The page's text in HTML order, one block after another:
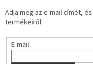
Adja meg az e-mail címét,
termékeiről.
E-mail